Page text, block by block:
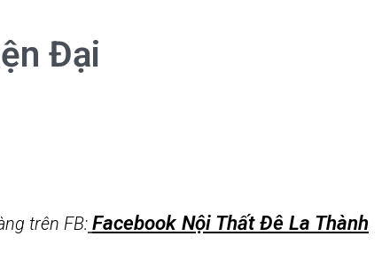
Đại
trên FB: Facebook Nội Thất Đê La Thành